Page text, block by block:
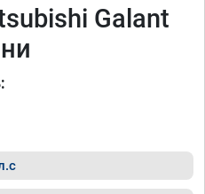
Galant